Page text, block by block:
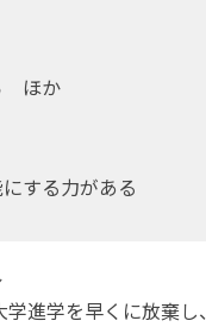
ほか
する力がある
進学を早くに放棄し